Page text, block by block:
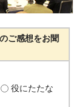
ご感想をお聞
役にたたな